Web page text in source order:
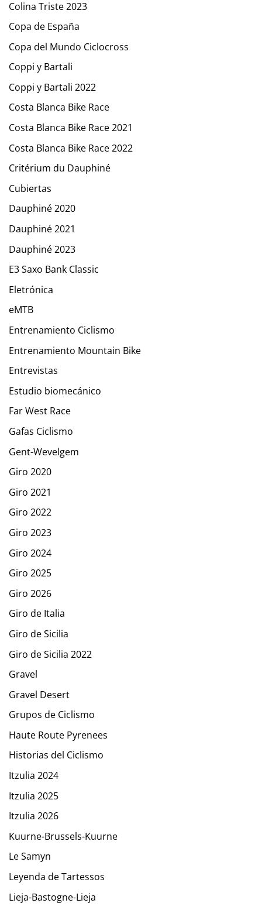
Colina Triste 2023
Copa de España
Copa del Mundo Ciclocross
Coppi y Bartali
Coppi y Bartali 2022
Costa Blanca Bike Race
Costa Blanca Bike Race 2021
Costa Blanca Bike Race 2022
Critérium du Dauphiné
Cubiertas
Dauphiné 2020
Dauphiné 2021
Dauphiné 2023
E3 Saxo Bank Classic
Eletrónica
eMTB
Entrenamiento Ciclismo
Entrenamiento Mountain Bike
Entrevistas
Estudio biomecánico
Far West Race
Gafas Ciclismo
Gent-Wevelgem
Giro 2020
Giro 2021
Giro 2022
Giro 2023
Giro 2024
Giro 2025
Giro 2026
Giro de Italia
Giro de Sicilia
Giro de Sicilia 2022
Gravel
Gravel Desert
Grupos de Ciclismo
Haute Route Pyrenees
Historias del Ciclismo
Itzulia 2024
Itzulia 2025
Itzulia 2026
Kuurne-Brussels-Kuurne
Le Samyn
Leyenda de Tartessos
Lieja-Bastogne-Lieja